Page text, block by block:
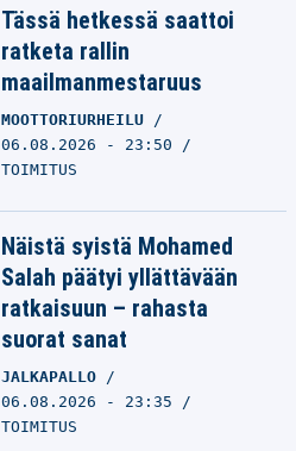
Tässä hetkessä saattoi
ratketa rallin
maailmanmestaruus
MOOTTORIURHEILU
06.08.2026 - 23:50
TOIMITUS
Näistä syistä Mohamed
Salah päätyi yllättävään
ratkaisuun – rahasta
suorat sanat
JALKAPALLO
06.08.2026 - 23:35
TOIMITUS